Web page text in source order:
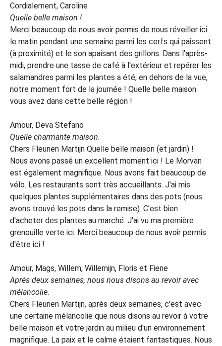
Cordialement, Caroline
Quelle belle maison !
Merci beaucoup de nous avoir permis de nous réveiller ici
le matin pendant une semaine parmi les cerfs qui paissent
(à proximité) et le son apaisant des grillons. Dans l'après-
midi, prendre une tasse de café à l'extérieur et repérer les
salamandres parmi les plantes a été, en dehors de la vue,
notre moment fort de la journée ! Quelle belle maison
vous avez dans cette belle région !
Amour, Deva Stefano
Quelle charmante maison.
Chers Fleurien Martijn Quelle belle maison (et jardin) !
Nous avons passé un excellent moment ici ! Le Morvan
est également magnifique. Nous avons fait beaucoup de
vélo. Les restaurants sont très accueillants. J'ai mis
quelques plantes supplémentaires dans des pots (nous
avons trouvé les pots dans la remise). C'est bien
d'acheter des plantes au marché. J'ai vu ma première
grenouille verte ici. Merci beaucoup de nous avoir permis
d'être ici !
Amour, Mags, Willem, Willemijn, Floris et Fiene
Après deux semaines, nous nous disons au revoir avec
mélancolie.
Chers Fleurien Martijn, après deux semaines, c'est avec
une certaine mélancolie que nous disons au revoir à votre
belle maison et votre jardin au milieu d'un environnement
magnifique. La paix et le calme étaient fantastiques. Nous